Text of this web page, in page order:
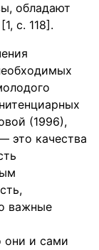
обладают
с. 118].
(1996),
это качества
важные
они и сами